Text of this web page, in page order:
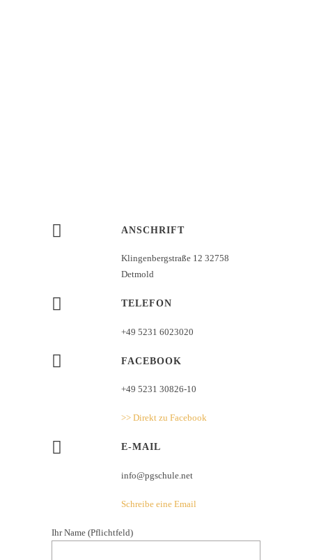
ANSCHRIFT
Klingenbergstraße 12 32758
Detmold
TELEFON
+49 5231 6023020
FACEBOOK
+49 5231 30826-10
>> Direkt zu Facebook
E-MAIL
info@pgschule.net
Schreibe eine Email
Ihr Name (Pflichtfeld)